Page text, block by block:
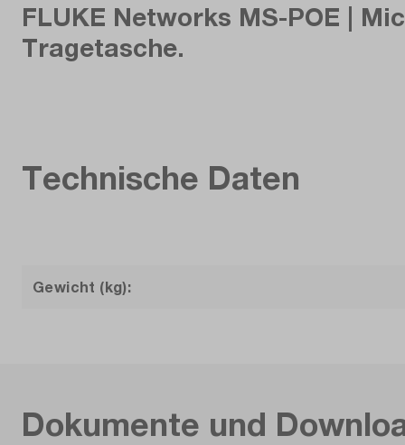
FLUKE Networks MS-POE |
Tragetasche.
Technische Daten
Gewicht (kg):
Dokumente und